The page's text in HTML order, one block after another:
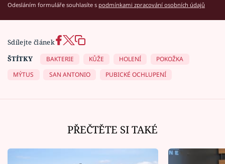
Odesláním formuláře souhlasíte s podmínkami zpracování osobních údajů
Sdílejte článek
ŠTÍTKY
BAKTERIE KŮŽE HOLENÍ
POKOŽKA
MÝTUS
SAN ANTONIO PUBICKÉ OCHLUPENÍ
PŘEČTĚTE SI TAKÉ